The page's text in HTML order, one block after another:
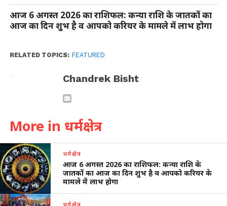
आज 6 अगस्त 2026 का राशिफल: कन्या राशि के जातकों का
आज का दिन शुभ है व आपको करियर के मामले में लाभ होगा
RELATED TOPICS: FEATURED
Chandrek Bisht
More in धर्मक्षेत्र
धर्मक्षेत्र
आज 6 अगस्त 2026 का राशिफल: कन्या राशि के
जातकों का आज का दिन शुभ है व आपको करियर के
मामले में लाभ होगा
धर्मक्षेत्र